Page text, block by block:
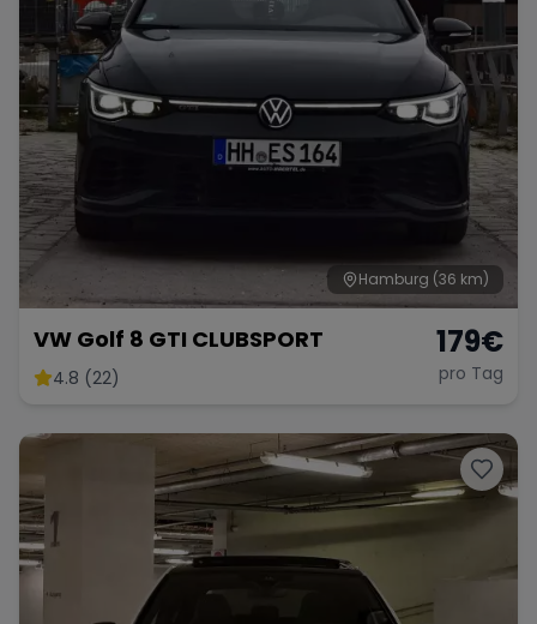
Hamburg (36 km)
VW Golf 8 GTI CLUBSPORT
4.8 (22)
179€
pro Tag